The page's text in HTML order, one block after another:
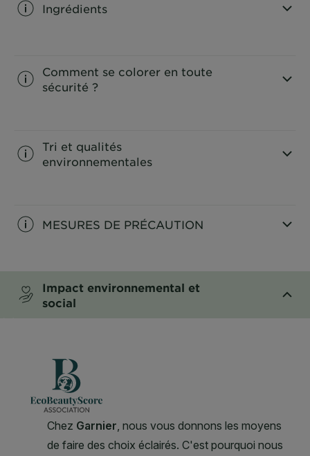
Ingrédients
Comment se colorer en toute
sécurité ?
Tri et qualités
environnementales
MESURES DE PRÉCAUTION
Impact environnemental et
social